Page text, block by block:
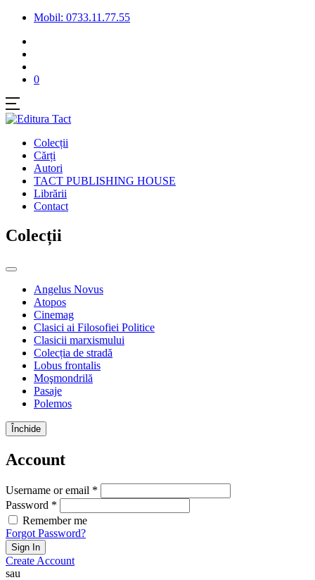
Mobil: 0733.11.77.55
0
Colecții
Cărți
Autori
TACT PUBLISHING HOUSE
Librării
Contact
Colecții
Angelus Novus
Atopos
Cinemag
Clasici ai Filosofiei Politice
Clasicii marxismului
Colecția de stradă
Lobus frontalis
Moşmondrilă
Pasaje
Polemos
Închide
Account
Username or email *
Password *
Remember me
Forgot Password?
Sign In
Create Account
sau